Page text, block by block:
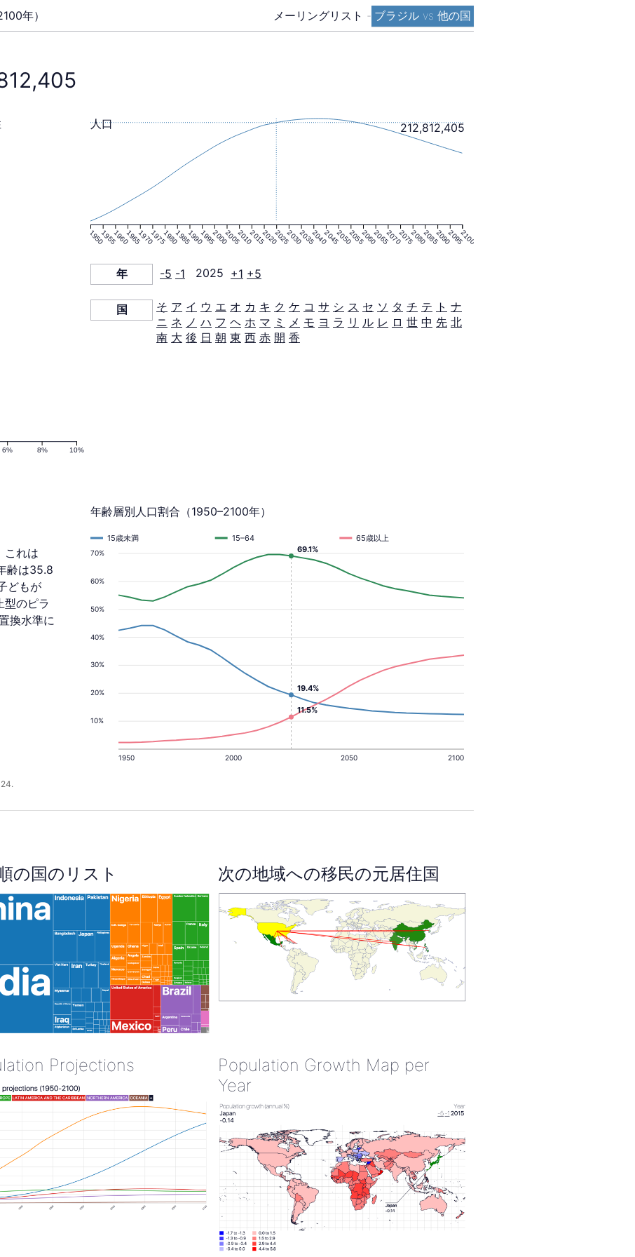
メーリングリスト - ブラジル vs 他の国
年）
6% 8% 10%
1950195519601965197019751980198519901995200020052010201520202025203020352040204520502055206020652070207520802085209020952100
212,812,405
人口
年 -5 -1 2025 +1 +5
国 そ ア イ ウ エ オ カ キ ク ケ コ サ シ ス セ ソ タ チ テ ト ナ
ニ ネ ノ ハ フ ヘ ホ マ ミ メ モ ヨ ラ リ ル レ ロ 世 中 先 北
南 大 後 日 朝 東 西 赤 開 香
これは
齢は35.8
どもが
型のピラ
換水準に
年齢層別人口割合（1950–2100年）
10%
20%
30%
40%
50%
60%
70%
1950 2000 2050 2100
15歳未満 15–64 65歳以上
19.4%
11.5%
69.1%
の国のリスト 次の地域への移民の元居住国
Projections
Population Growth Map per
Year